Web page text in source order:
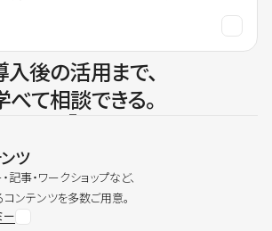
入後の活用まで、
べて相談できる。
ツ
記事・ワークショップなど、
ンテンツを多数ご用意。
ー